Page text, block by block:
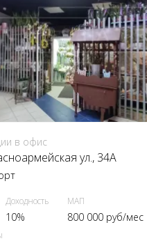
в офис
ул., 34А
Доходность
10%
МАП
800 000 руб/мес